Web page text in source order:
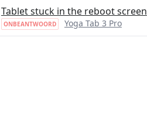
Tablet stuck in the reboot screen
ONBEANTWOORD Yoga Tab 3 Pro